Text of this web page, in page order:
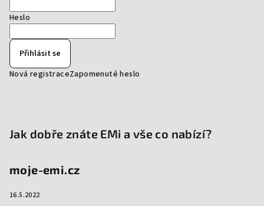
Heslo
Přihlásit se
Nová registraceZapomenuté heslo
Jak dobře znáte EMi a vše co nabízí?
moje-emi.cz
16.5.2022